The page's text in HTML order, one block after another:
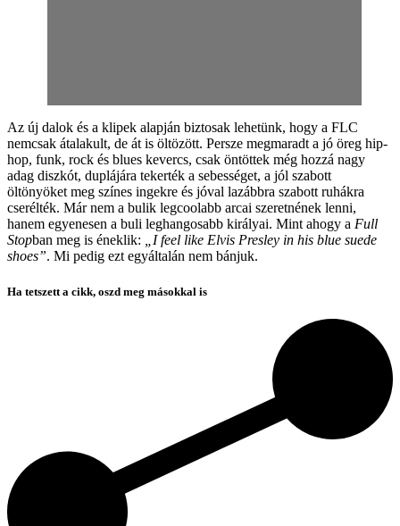
Az új dalok és a klipek alapján biztosak lehetünk, hogy a FLC
nemcsak átalakult, de át is öltözött. Persze megmaradt a jó öreg hip-
hop, funk, rock és blues kevercs, csak öntöttek még hozzá nagy
adag diszkót, duplájára tekerték a sebességet, a jól szabott
öltönyöket meg színes ingekre és jóval lazábbra szabott ruhákra
cserélték. Már nem a bulik legcoolabb arcai szeretnének lenni,
hanem egyenesen a buli leghangosabb királyai. Mint ahogy a Full
Stopban meg is éneklik: „I feel like Elvis Presley in his blue suede
shoes”. Mi pedig ezt egyáltalán nem bánjuk.
Ha tetszett a cikk, oszd meg másokkal is